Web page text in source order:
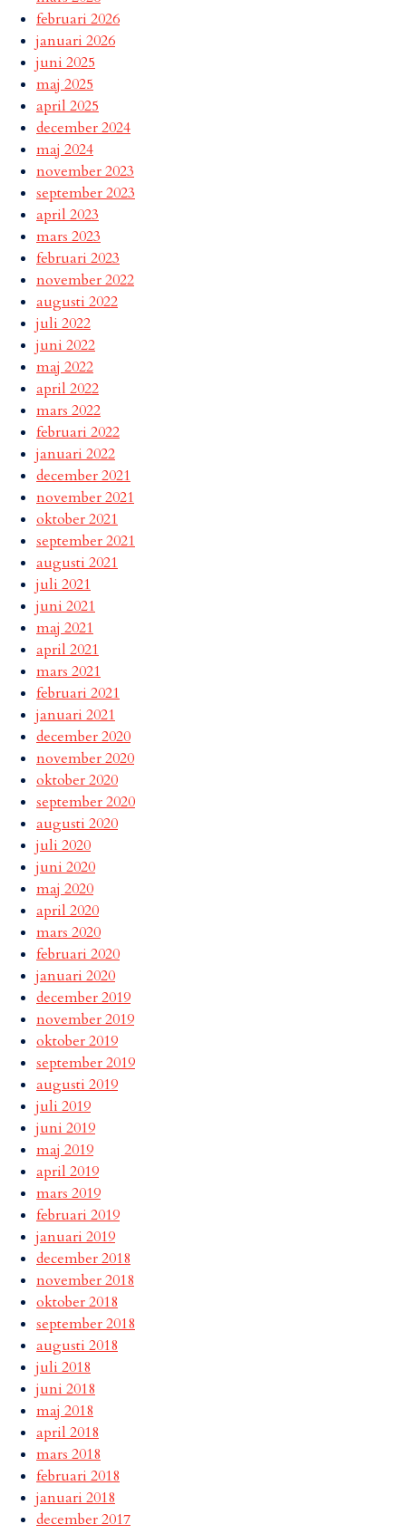
februari 2026
januari 2026
juni 2025
maj 2025
april 2025
december 2024
maj 2024
november 2023
september 2023
april 2023
mars 2023
februari 2023
november 2022
augusti 2022
juli 2022
juni 2022
maj 2022
april 2022
mars 2022
februari 2022
januari 2022
december 2021
november 2021
oktober 2021
september 2021
augusti 2021
juli 2021
juni 2021
maj 2021
april 2021
mars 2021
februari 2021
januari 2021
december 2020
november 2020
oktober 2020
september 2020
augusti 2020
juli 2020
juni 2020
maj 2020
april 2020
mars 2020
februari 2020
januari 2020
december 2019
november 2019
oktober 2019
september 2019
augusti 2019
juli 2019
juni 2019
maj 2019
april 2019
mars 2019
februari 2019
januari 2019
december 2018
november 2018
oktober 2018
september 2018
augusti 2018
juli 2018
juni 2018
maj 2018
april 2018
mars 2018
februari 2018
januari 2018
december 2017